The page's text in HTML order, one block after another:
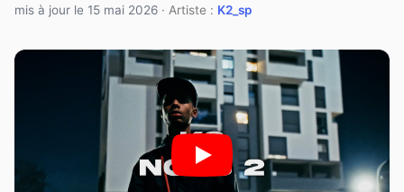
mis à jour le 15 mai 2026 · Artiste : K2_sp